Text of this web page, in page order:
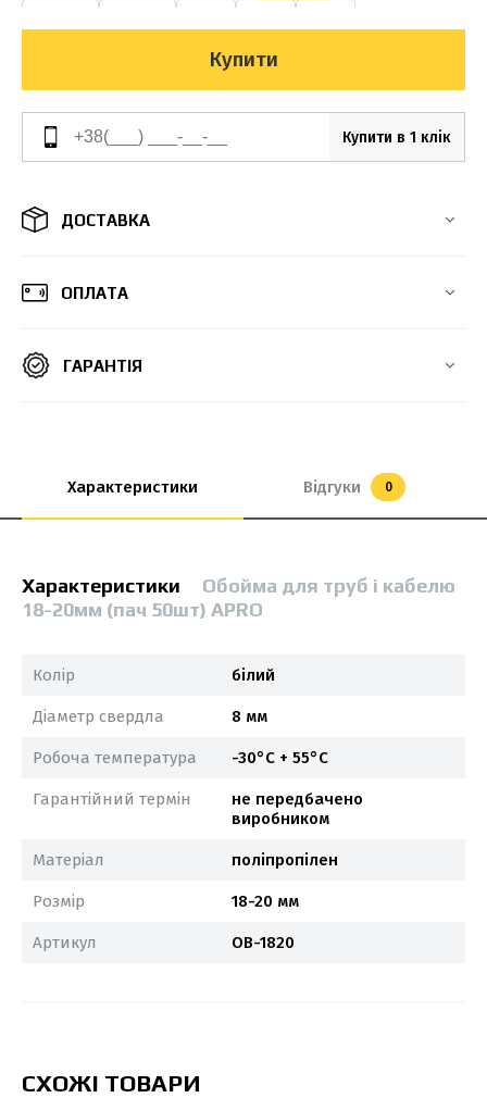
Купити
Купити в 1 клік
ДОСТАВКА
ОПЛАТА
ГАРАНТІЯ
Характеристики Відгуки 0
Характеристики
Обойма для труб і кабелю
18-20мм (пач 50шт) APRO
Колір білий
Діаметр свердла 8 мм
Робоча температура -30°С + 55°С
Гарантійний термін
не передбачено
виробником
Матеріал поліпропілен
Розмір 18-20 мм
Артикул OB-1820
СХОЖІ ТОВАРИ